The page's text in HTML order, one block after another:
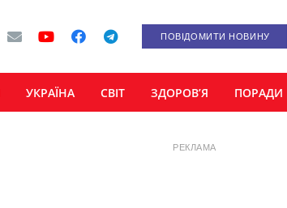
ПОВІДОМИТИ НОВИНУ
УКРАЇНА СВІТ ЗДОРОВ’Я ПОРАДИ
РЕКЛАМА